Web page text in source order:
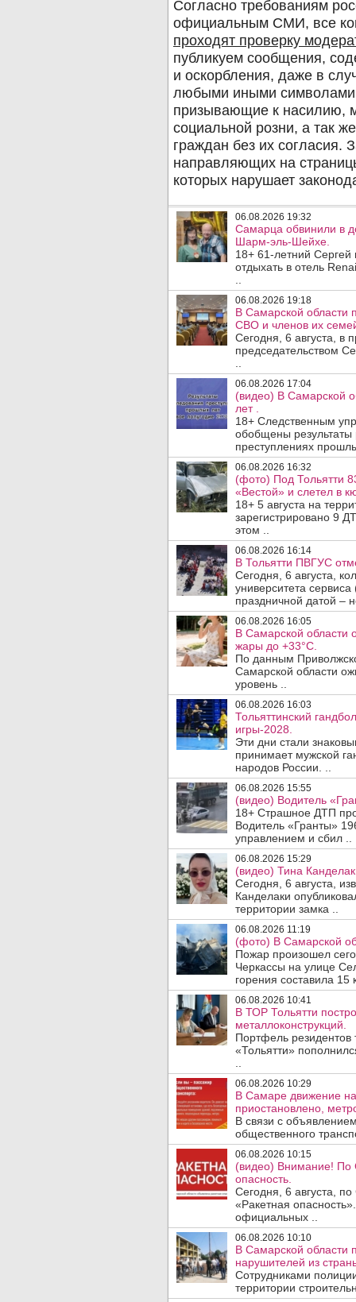
06.08.2026 19:32
Самарца обвинили в
Шарм-эль-Шейхе.
18+ 61-летний
отдыхать в отель
06.08.2026 19:18
В Самарской области
СВО и членов их
Сегодня, 6 августа, в
председательством
06.08.2026 17:04
(видео) В Самарской
лет .
18+ Следственным
обобщены результаты
преступлениях
06.08.2026 16:32
(фото) Под Тольятти
«Вестой» и слетел в
18+ 5 августа на
зарегистрировано 9
этом ..
06.08.2026 16:14
В Тольятти ПВГУС
Сегодня, 6 августа,
университета
праздничной датой –
06.08.2026 16:05
В Самарской области
жары до +33°C.
По данным
Самарской области
уровень ..
06.08.2026 16:03
Тольяттинский
игры-2028.
Эти дни стали
принимает мужской
народов России. ..
06.08.2026 15:55
(видео) Водитель
18+ Страшное ДТП
Водитель «Гранты»
управлением и сбил ..
06.08.2026 15:29
(видео) Тина
Сегодня, 6 августа,
Канделаки
территории замка ..
06.08.2026 11:19
(фото) В Самарской
Пожар произошел
Черкассы на улице
горения составила 15
06.08.2026 10:41
В ТОР Тольятти
металлоконструкций.
Портфель
«Тольятти»
06.08.2026 10:29
В Самаре движение
приостановлено,
В связи с
общественного
06.08.2026 10:15
(видео) Внимание! По
опасность.
Сегодня, 6 августа,
«Ракетная
официальных ..
06.08.2026 10:10
В Самарской области
нарушителей из
Сотрудниками
территории